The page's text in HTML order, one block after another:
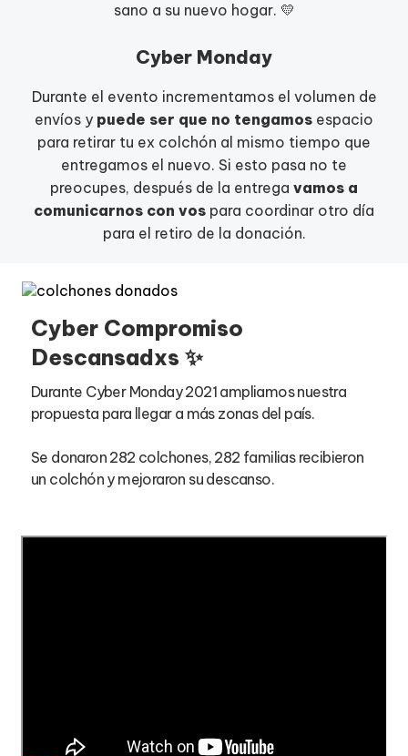
sano a su nuevo hogar. 💛
Cyber Monday
Durante el evento incrementamos el volumen de
envíos y puede ser que no tengamos espacio
para retirar tu ex colchón al mismo tiempo que
entregamos el nuevo. Si esto pasa no te
preocupes, después de la entrega vamos a
comunicarnos con vos para coordinar otro día
para el retiro de la donación.
Cyber Compromiso
Descansadxs ✨
Durante Cyber Monday 2021 ampliamos nuestra
propuesta para llegar a más zonas del país.
Se donaron 282 colchones, 282 familias recibieron
un colchón y mejoraron su descanso.